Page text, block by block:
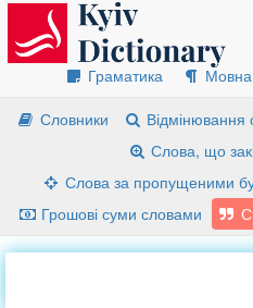
Граматика
Мовна
Словники
Відмінювання
Слова, що
Слова за пропущеними
Грошові суми словами